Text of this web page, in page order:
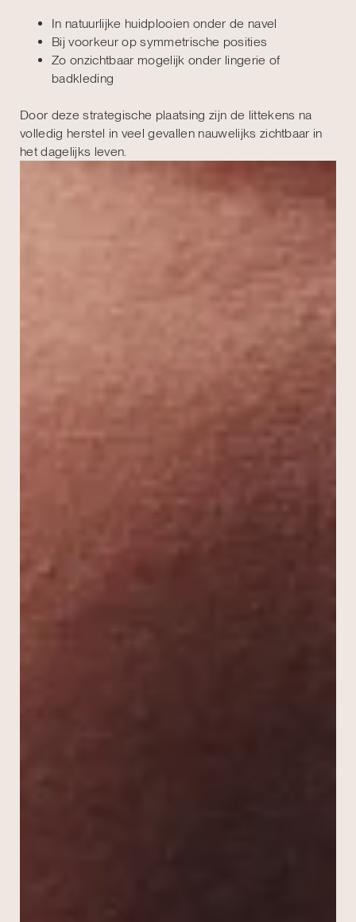
In natuurlijke huidplooien onder de navel
Bij voorkeur op symmetrische posities
Zo onzichtbaar mogelijk onder lingerie of
badkleding
Door deze strategische plaatsing zijn de littekens na
volledig herstel in veel gevallen nauwelijks zichtbaar in
het dagelijks leven.